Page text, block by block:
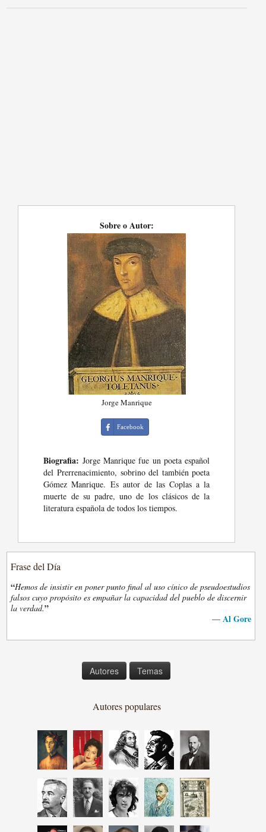
Sobre o Autor:
Jorge Manrique
Facebook
Biografia: Jorge Manrique fue un poeta español
del Prerrenacimiento, sobrino del también poeta
Gómez Manrique. Es autor de las Coplas a la
muerte de su padre, uno de los clásicos de la
literatura española de todos los tiempos.
Frase del Día
“Hemos de insistir en poner punto final al uso cínico de pseudoestudios
falsos cuyo propósito es empañar la capacidad del pueblo de discernir
la verdad.”
— Al Gore
Autores Temas
Autores populares